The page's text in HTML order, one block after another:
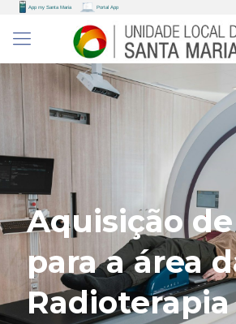
Aquisição de
para a área
Radioterapia